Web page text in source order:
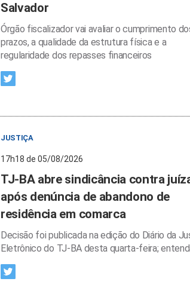
Salvador
Órgão fiscalizador vai avaliar o cumprimento
prazos, a qualidade da estrutura física e a
regularidade dos repasses financeiros
JUSTIÇA
17h18 de 05/08/2026
TJ-BA abre sindicância contra
após denúncia de abandono de
residência em comarca
Decisão foi publicada na edição do Diário da
Eletrônico do TJ-BA desta quarta-feira;